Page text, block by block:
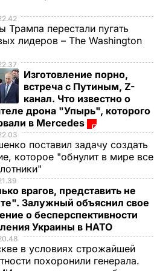
Трампа перестали пугать
лидеров – The Washington
Изготовление порно,
встреча с Путиным, Z-
канал. Что известно о
дрона "Упырь", которого
в Mercedes
поставил задачу создать
которое "обнулит в мире все
врагов, представить не
Залужный объяснил свое
о бесперспективности
Украины в НАТО
в условиях строжайшей
похоронили генерала.